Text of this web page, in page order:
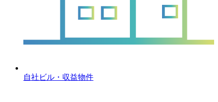
自社ビル・収益物件